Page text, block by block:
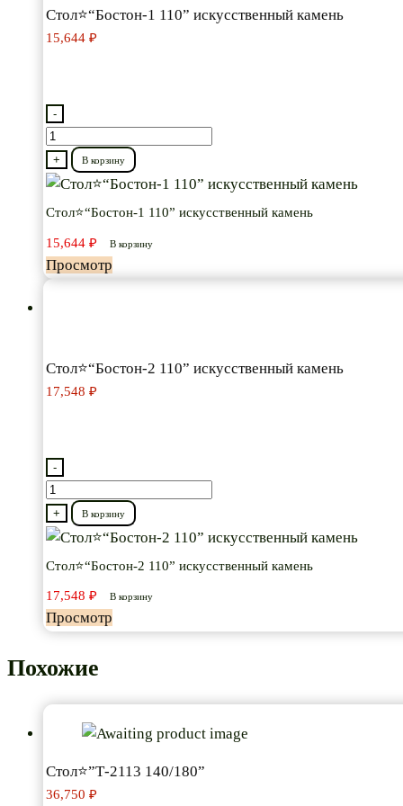
Стол⭐“Бостон-1 110” искусственный камень
15,644 ₽
-
Количество
товара
Стол⭐“Бостон-1
камень
+ В корзину
Стол⭐“Бостон-1 110” искусственный камень
15,644 ₽ В корзину
Просмотр
Стол⭐“Бостон-2 110” искусственный камень
17,548 ₽
-
Количество
товара
Стол⭐“Бостон-2
камень
+ В корзину
Стол⭐“Бостон-2 110” искусственный камень
17,548 ₽ В корзину
Просмотр
Похожие
Стол⭐”Т-2113 140/180”
36,750 ₽